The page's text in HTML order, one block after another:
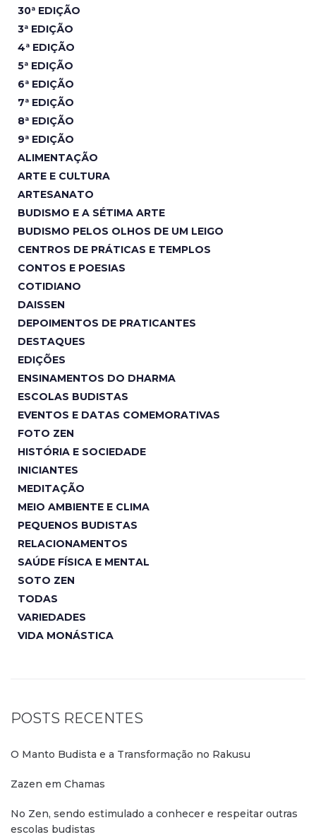
30ª EDIÇÃO
3ª EDIÇÃO
4ª EDIÇÃO
5ª EDIÇÃO
6ª EDIÇÃO
7ª EDIÇÃO
8ª EDIÇÃO
9ª EDIÇÃO
ALIMENTAÇÃO
ARTE E CULTURA
ARTESANATO
BUDISMO E A SÉTIMA ARTE
BUDISMO PELOS OLHOS DE UM LEIGO
CENTROS DE PRÁTICAS E TEMPLOS
CONTOS E POESIAS
COTIDIANO
DAISSEN
DEPOIMENTOS DE PRATICANTES
DESTAQUES
EDIÇÕES
ENSINAMENTOS DO DHARMA
ESCOLAS BUDISTAS
EVENTOS E DATAS COMEMORATIVAS
FOTO ZEN
HISTÓRIA E SOCIEDADE
INICIANTES
MEDITAÇÃO
MEIO AMBIENTE E CLIMA
PEQUENOS BUDISTAS
RELACIONAMENTOS
SAÚDE FÍSICA E MENTAL
SOTO ZEN
TODAS
VARIEDADES
VIDA MONÁSTICA
POSTS RECENTES
O Manto Budista e a Transformação no Rakusu
Zazen em Chamas
No Zen, sendo estimulado a conhecer e respeitar outras
escolas budistas